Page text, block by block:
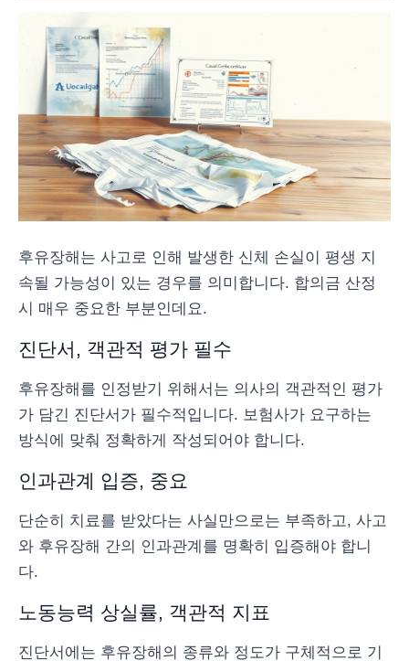
후유장해는 사고로 인해 발생한 신체 손실이 평생 지
속될 가능성이 있는 경우를 의미합니다. 합의금 산정
시 매우 중요한 부분인데요.
진단서, 객관적 평가 필수
후유장해를 인정받기 위해서는 의사의 객관적인 평가
가 담긴 진단서가 필수적입니다. 보험사가 요구하는
방식에 맞춰 정확하게 작성되어야 합니다.
인과관계 입증, 중요
단순히 치료를 받았다는 사실만으로는 부족하고, 사고
와 후유장해 간의 인과관계를 명확히 입증해야 합니
다.
노동능력 상실률, 객관적 지표
진단서에는 후유장해의 종류와 정도가 구체적으로 기